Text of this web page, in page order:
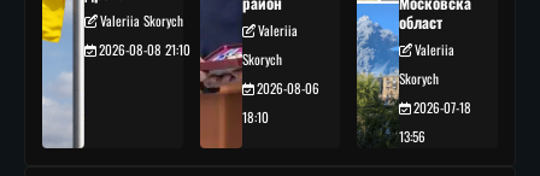
Valeriia Skorych
2026-08-08 21:10
Valeriia
Skorych
2026-08-06
18:10
област
Valeriia
Skorych
2026-07-18
13:56